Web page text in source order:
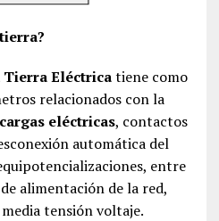
Tierra Eléctricatiene como
relacionados con la
eléctricas, contactos
automática del
entre
alimentación de la red,
tensión voltaje.